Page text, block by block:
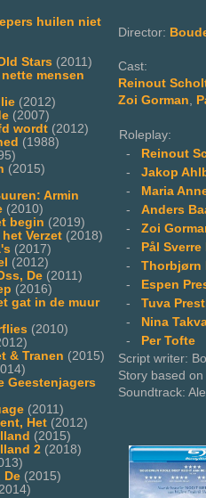
huilen niet
Stars (2011)
mensen
(2012)
(2007)
wordt (2012)
(1988)
(2015)
Armin
(2010)
begin (2019)
Verzet (2018)
(2017)
(2012)
De (2011)
(2016)
gat in de muur
(2010)
& Tranen (2015)
Geestenjagers
(2011)
Het (2012)
(2015)
2 (2018)
De (2015)
Director:
Cast:
Reinout
Zoi Gorman
Roleplay:
-
Reinout
- Jakop
-
Maria
- Anders
- Zoi
-
Pål Sverre
- Thorbjørn
-
Espen
- Tuva
-
Nina
-
Per Tofte
Script writer:
Story based
Soundtrack: